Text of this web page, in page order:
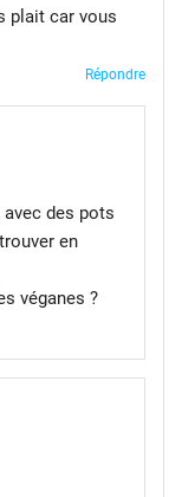
plait car vous
Répondre
avec des pots
en
véganes ?